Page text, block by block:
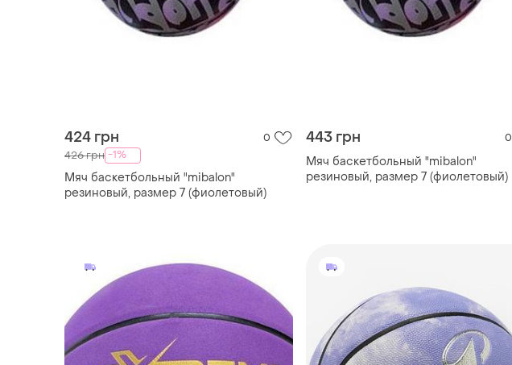
424 грн 0
426 грн -1%
Мяч баскетбольный "mibalon"
резиновый, размер 7 (фиолетовый)
443 грн 0
Мяч баскетбольный "mibalon"
резиновый, размер 7 (фиолетовый)